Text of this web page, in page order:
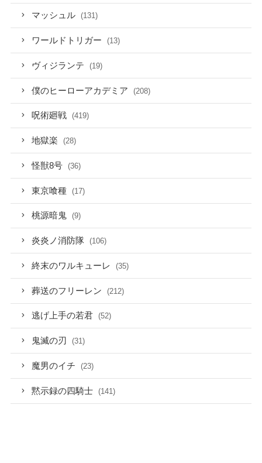
マッシュル (131)
ワールドトリガー (13)
ヴィジランテ (19)
僕のヒーローアカデミア (208)
呪術廻戦 (419)
地獄楽 (28)
怪獣8号 (36)
東京喰種 (17)
桃源暗鬼 (9)
炎炎ノ消防隊 (106)
終末のワルキューレ (35)
葬送のフリーレン (212)
逃げ上手の若君 (52)
鬼滅の刃 (31)
魔男のイチ (23)
黙示録の四騎士 (141)